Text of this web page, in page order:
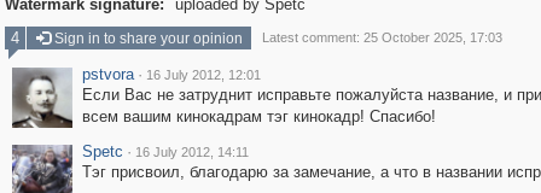
Watermark signature:
uploaded by Spetc
4
Sign in to share your opinion Latest comment: 25 October 2025, 17:03
pstvora · 16 July 2012, 12:01
Если Вас не затруднит исправьте пожалуйста название, и
всем вашим кинокадрам тэг кинокадр! Спасибо!
Spetc · 16 July 2012, 14:11
Тэг присвоил, благодарю за замечание, а что в названии